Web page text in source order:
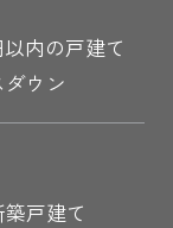
以内の戸建て
ダウン
戸建て